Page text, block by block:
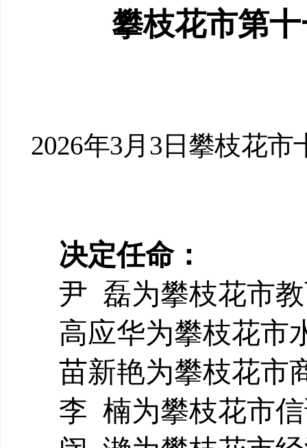
攀枝花市第
2026年3月 3 日攀枝花市
决定任命：
尹 磊为攀枝花市
高应华为攀枝花市
苗新艳为攀枝花市
李楠为攀枝花市